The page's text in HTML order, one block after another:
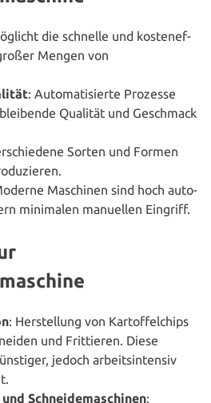
die schnelle und kos­ten­ef­
Mengen von
: Auto­ma­ti­sier­te Prozesse
Qualität und Geschmack
Sorten und Formen
Maschinen sind hoch auto­
minimalen manuellen Eingriff.
: Her­stel­lung von Kar­tof­fel­chips
und Frit­tie­ren. Diese
jedoch arbeits­in­ten­siv
und Schnei­de­ma­schi­nen: